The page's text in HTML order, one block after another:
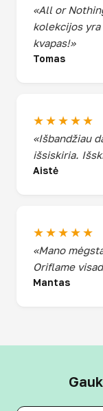
«All or
kolekcijos yra
kvapas!»
Tomas
★★★★★
«Išbandžiau
išsiskiria.
Aistė
★★★★★
«Mano
Oriflame
Mantas